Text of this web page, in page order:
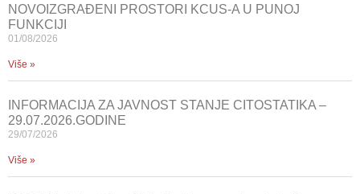
NOVOIZGRAĐENI PROSTORI KCUS-A U PUNOJ
FUNKCIJI
01/08/2026
Više »
INFORMACIJA ZA JAVNOST STANJE CITOSTATIKA –
29.07.2026.GODINE
29/07/2026
Više »